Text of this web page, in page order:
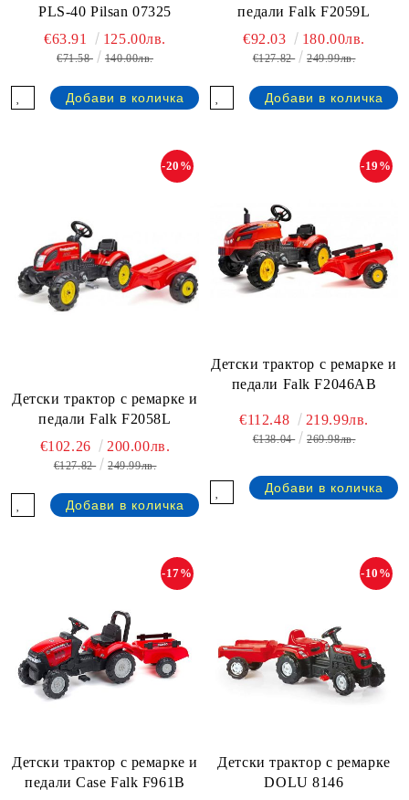
PLS-40 Pilsan 07325
€63.91 125.00лв.
€71.58 140.00лв.
педали Falk F2059L
€92.03 180.00лв.
€127.82 249.99лв.
Детски трактор с ремарке и
педали Falk F2058L
-20%
€102.26 200.00лв.
€127.82 249.99лв.
Детски трактор с ремарке и
педали Falk F2046AB
-19%
€112.48 219.99лв.
€138.04 269.98лв.
Детски трактор с ремарке и
педали Case Falk F961B
-17%
Детски трактор с ремарке
DOLU 8146
-10%